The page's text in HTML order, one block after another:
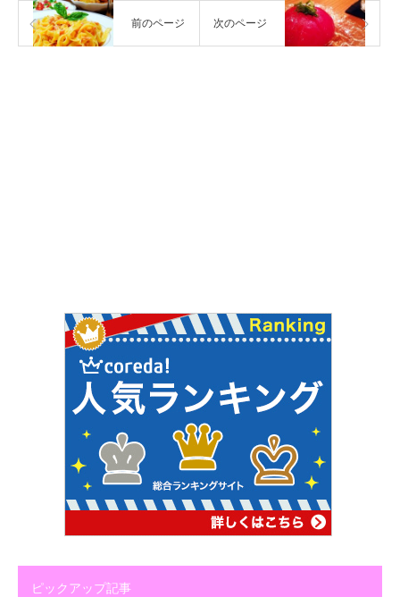
前のページ 次のページ
ピックアップ記事